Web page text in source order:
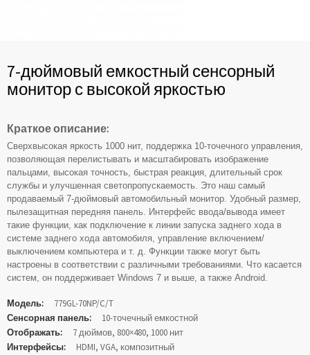
7-дюймовый емкостный сенсорный
монитор с высокой яркостью
Краткое описание:
Сверхвысокая яркость 1000 нит, поддержка 10-точечного управления,
позволяющая перелистывать и масштабировать изображение
пальцами, высокая точность, быстрая реакция, длительный срок
службы и улучшенная светопропускаемость. Это наш самый
продаваемый 7-дюймовый автомобильный монитор. Удобный размер,
пылезащитная передняя панель. Интерфейс ввода/вывода имеет
такие функции, как подключение к линии запуска заднего хода в
системе заднего хода автомобиля, управление включением/
выключением компьютера и т. д. Функции также могут быть
настроены в соответствии с различными требованиями. Что касается
систем, он поддерживает Windows 7 и выше, а также Android.
Модель:
779GL-70NP/C/T
Сенсорная панель:
10-точечный емкостной
Отображать:
7 дюймов, 800×480, 1000 нит
Интерфейсы:
HDMI, VGA, композитный